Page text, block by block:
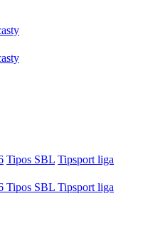
Tipos SBL Tipsport liga
Tipos SBL Tipsport liga